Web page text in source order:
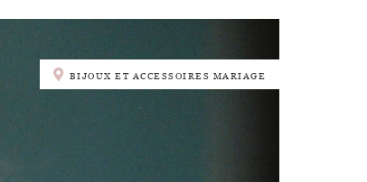
BIJOUX ET ACCESSOIRES MARIAGE